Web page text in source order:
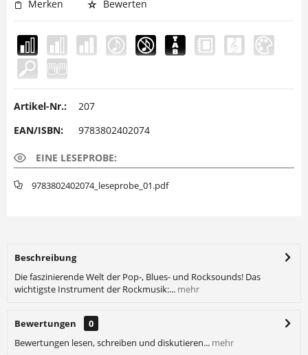
Merken Bewerten
Artikel-Nr.:
207
EAN/ISBN:
9783802402074
EINE LESEPROBE:
9783802402074_leseprobe_01.pdf
Beschreibung
Die faszinierende Welt der Pop-, Blues- und Rocksounds! Das
wichtigste Instrument der Rockmusik:... mehr
Bewertungen
0
Bewertungen lesen, schreiben und diskutieren... mehr